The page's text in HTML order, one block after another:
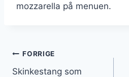
mozzarella på menuen.
FORRIGE
Skinkestang som